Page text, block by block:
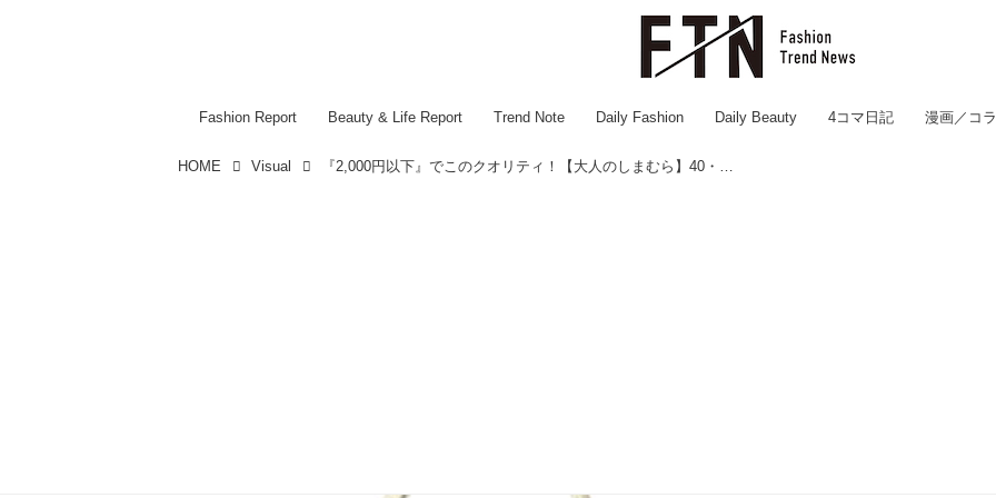
Fashion Report Beauty & Life Report Trend Note Daily Fashion Daily Beauty 4コマ日記 漫画／コ
HOME Visual